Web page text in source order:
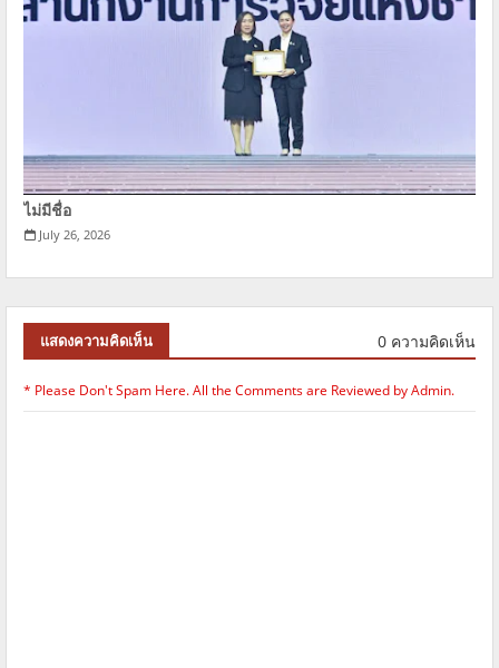
ไม่มีชื่อ
July 26, 2026
แสดงความคิดเห็น 0 ความคิดเห็น
* Please Don't Spam Here. All the Comments are Reviewed by Admin.